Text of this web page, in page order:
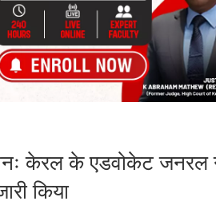
केरल के एडवोकेट जनरल
किया